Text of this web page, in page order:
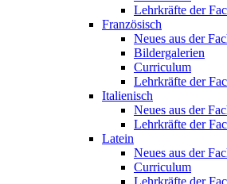
Lehrkräfte der
Französisch
Neues aus der
Bildergalerien
Curriculum
Lehrkräfte der
Italienisch
Neues aus der
Lehrkräfte der
Latein
Neues aus der
Curriculum